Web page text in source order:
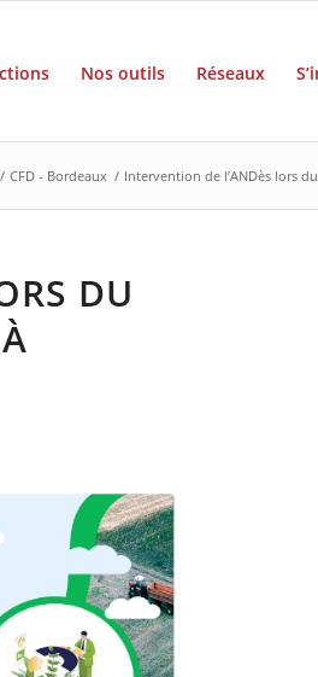
Nos outils Réseaux
/ CFD - Bordeaux / Intervention de l’ANDès lors
DU